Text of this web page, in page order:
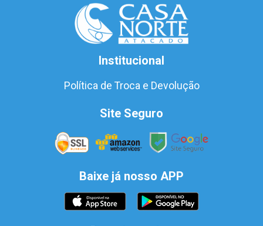
Institucional
Política de Troca e Devolução
Site Seguro
Baixe já nosso APP